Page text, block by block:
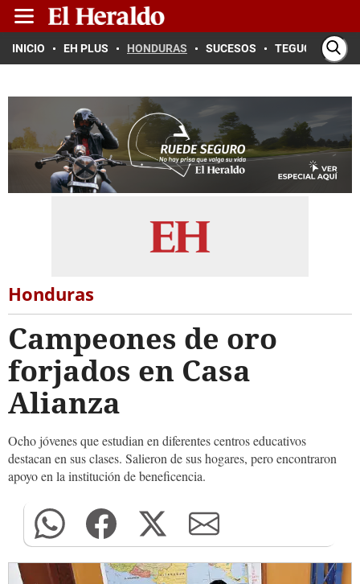
INICIO EH PLUS HONDURAS SUCESOS TEGUCIGALPA
Honduras
Campeones de oro
forjados en Casa
Alianza
Ocho jóvenes que estudian en diferentes centros educativos
destacan en sus clases. Salieron de sus hogares, pero encontraron
apoyo en la institución de beneficencia.